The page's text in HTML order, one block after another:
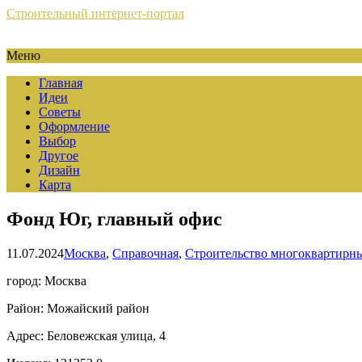
Строительный интернет-портал
Меню
Главная
Идеи
Советы
Оформление
Выбор
Другое
Дизайн
Карта
Фонд Юг, главный офис
11.07.2024Москва, Справочная, Строительство
город: Москва
Район: Можайский район
Адрес: Беловежская улица, 4